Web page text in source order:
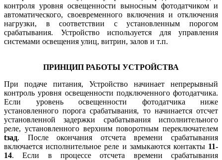
контроля уровня освещенности выносным фотодатчиком и
автоматического, своевременного включения и отключения
нагрузки, в соответствии с установленным порогом
срабатывания. Устройство используется для управления
системами освещения улиц, витрин, залов и т.п.
ПРИНЦИП РАБОТЫ УСТРОЙСТВА
При подаче питания, Устройство начинает непрерывный
контроль уровня освещенности подключенного фотодатчика.
Если уровень освещенности фотодатчика ниже
установленного порога срабатывания, то начинается отсчет
установленной задержки срабатывания исполнительного
реле, установленного верхним поворотным переключателем
tзад. После окончания отсчета времени срабатывания
включается исполнительное реле и замыкаются контакты 11-
14. Если в процессе отсчета времени срабатывания